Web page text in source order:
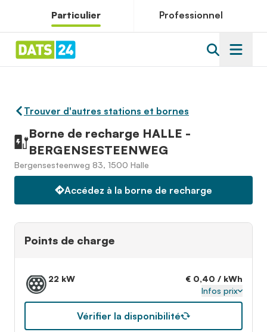
Particulier Professionnel
Trouver d'autres stations et bornes
Borne de recharge HALLE -
BERGENSESTEENWEG
Bergensesteenweg 83, 1500 Halle
Accédez à la borne de recharge
Points de charge
22 kW
€ 0,40 / kWh
Infos prix
Vérifier la disponibilité